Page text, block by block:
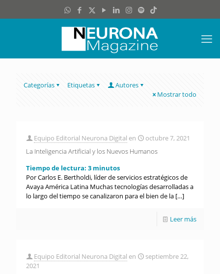
Categorías Etiquetas
Autores
Mostrar todo
Equipo Editorial Neurona Digital en
octubre 7, 2021
La Inteligencia Artificial y los Nuevos Humanos
Tiempo de lectura: 3 minutos
Por Carlos E. Bertholdi, líder de servicios estratégicos de
Avaya América Latina Muchas tecnologías desarrolladas a
lo largo del tiempo se canalizaron para el bien de la […]
Leer más
Equipo Editorial Neurona Digital en
septiembre 22,
2021